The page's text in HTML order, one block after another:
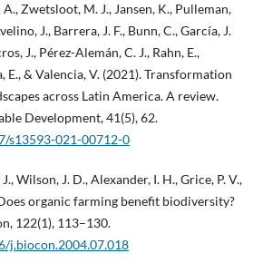
Zwetsloot, M. J., Jansen, K., Pulleman,
J., Barrera, J. F., Bunn, C., García, J.
J., Pérez-Alemán, C. J., Rahn, E.,
E., & Valencia, V. (2021). Transformation
across Latin America. A review.
Development, 41(5), 62.
s13593-021-00712-0
Wilson, J. D., Alexander, I. H., Grice, P. V.,
organic farming benefit biodiversity?
122(1), 113–130.
j.biocon.2004.07.018